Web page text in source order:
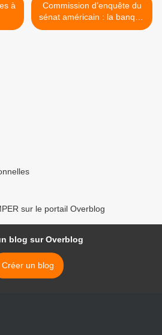
Commission d’enquête du
sénat américain : la banque
centrale des USA a “égaré”
sur le portail Overblog
blog sur Overblog
Créer un blog